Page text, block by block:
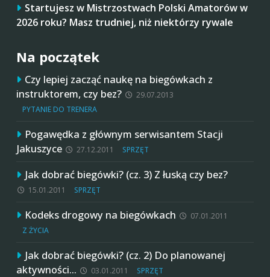
Startujesz w Mistrzostwach Polski Amatorów w
2026 roku? Masz trudniej, niż niektórzy rywale
Na początek
Czy lepiej zacząć naukę na biegówkach z
instruktorem, czy bez?
29.07.2013
PYTANIE DO TRENERA
Pogawędka z głównym serwisantem Stacji
Jakuszyce
27.12.2011 SPRZĘT
Jak dobrać biegówki? (cz. 3) Z łuską czy bez?
15.01.2011 SPRZĘT
Kodeks drogowy na biegówkach
07.01.2011
Z ŻYCIA
Jak dobrać biegówki? (cz. 2) Do planowanej
aktywności…
03.01.2011 SPRZĘT